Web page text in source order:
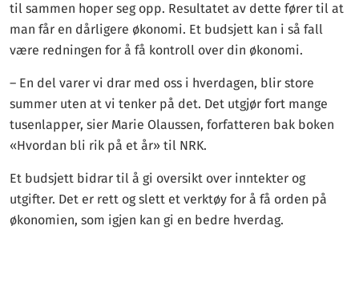
til sammen hoper seg opp. Resultatet av dette fører til at
man får en dårligere økonomi. Et budsjett kan i så fall
være redningen for å få kontroll over din økonomi.
– En del varer vi drar med oss i hverdagen, blir store
summer uten at vi tenker på det. Det utgjør fort mange
tusenlapper, sier Marie Olaussen, forfatteren bak boken
«Hvordan bli rik på et år» til NRK.
Et budsjett bidrar til å gi oversikt over inntekter og
utgifter. Det er rett og slett et verktøy for å få orden på
økonomien, som igjen kan gi en bedre hverdag.